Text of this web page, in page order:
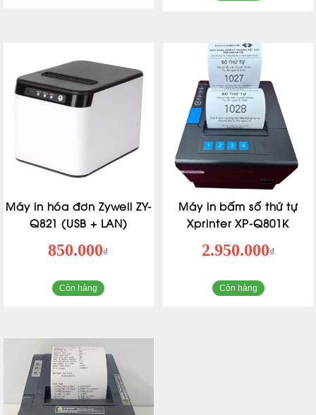
Máy in hóa đơn Zywell ZY-
Q821 (USB + LAN)
850.000₫
Còn hàng
Máy in bấm số thứ tự
Xprinter XP-Q801K
2.950.000₫
Còn hàng